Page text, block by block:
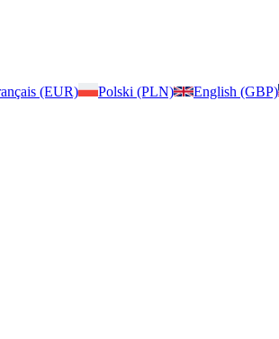
(EUR) Polski (PLN) English (GBP)